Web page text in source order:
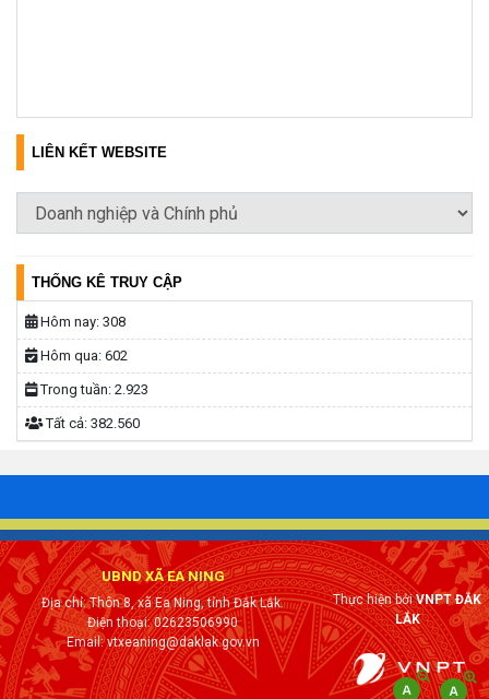
Hôm qua:602
Trong tuần:2.923
Tất cả:382.560
UBND XÃ EA NING
Địa chỉ: Thôn 8, xã Ea Ning, tỉnh Đắk Lắk.
Điện thoại: 02623506990
Email: vtxeaning@daklak.gov.vn
Thực hiện bởiVNPT ĐẮK
LẮK